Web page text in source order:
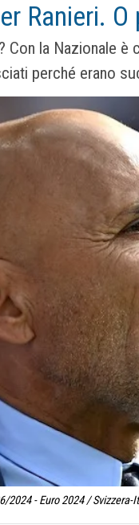
Ranieri. O
Con la Nazionale
perché erano
2024 - Euro 2024 /